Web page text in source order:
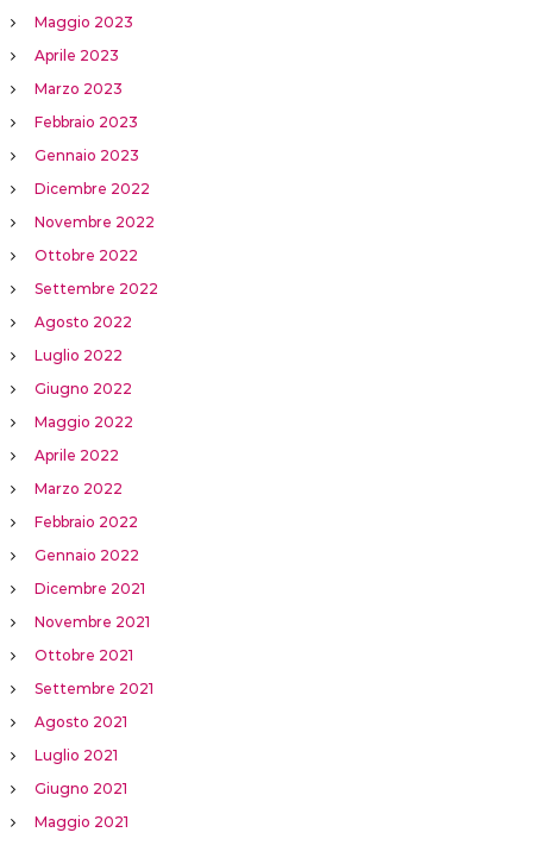
Maggio 2023
Aprile 2023
Marzo 2023
Febbraio 2023
Gennaio 2023
Dicembre 2022
Novembre 2022
Ottobre 2022
Settembre 2022
Agosto 2022
Luglio 2022
Giugno 2022
Maggio 2022
Aprile 2022
Marzo 2022
Febbraio 2022
Gennaio 2022
Dicembre 2021
Novembre 2021
Ottobre 2021
Settembre 2021
Agosto 2021
Luglio 2021
Giugno 2021
Maggio 2021